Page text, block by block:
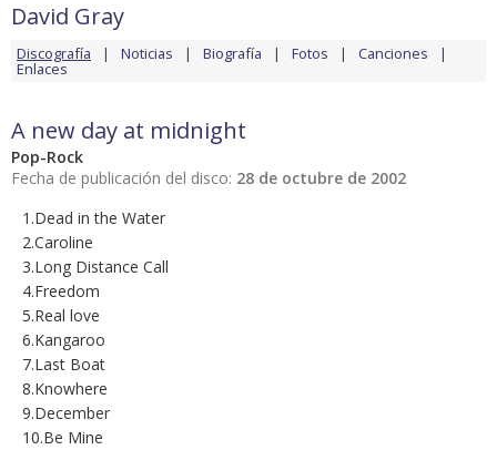
David Gray
Discografía Noticias Biografía Fotos Canciones
Enlaces
A new day at midnight
Pop-Rock
Fecha de publicación del disco: 28 de octubre de 2002
1.Dead in the Water
2.Caroline
3.Long Distance Call
4.Freedom
5.Real love
6.Kangaroo
7.Last Boat
8.Knowhere
9.December
10.Be Mine